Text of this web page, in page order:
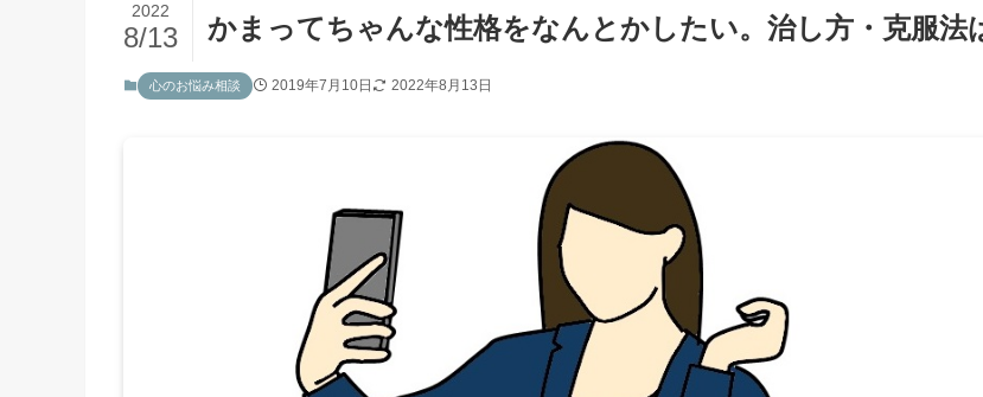
かまってちゃんな性格をなんとかしたい。治し方・克服法
2022
8/13
心のお悩み相談 2019年7月10日 2022年8月13日